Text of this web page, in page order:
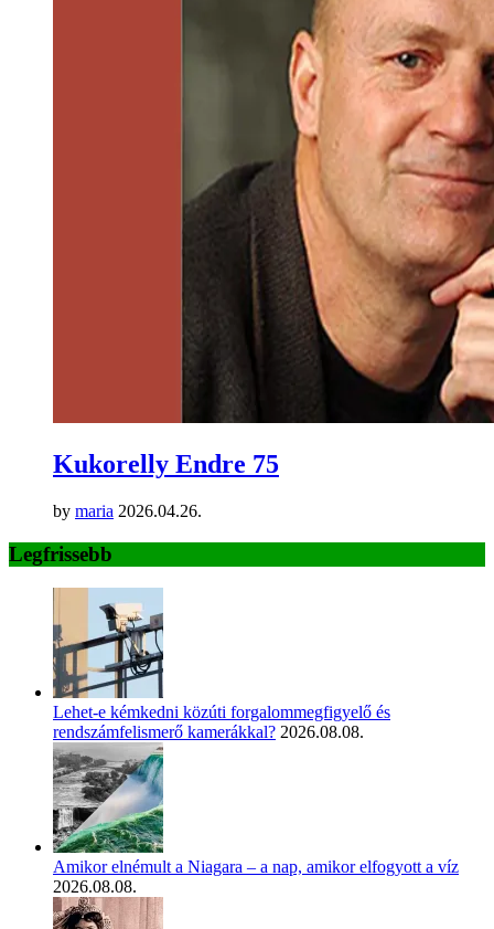
Kukorelly Endre 75
by maria 2026.04.26.
Legfrissebb
Lehet-e kémkedni közúti forgalommegfigyelő és
rendszámfelismerő kamerákkal? 2026.08.08.
Amikor elnémult a Niagara – a nap, amikor elfogyott a víz
2026.08.08.